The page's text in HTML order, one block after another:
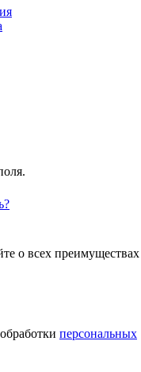
о всех преимуществах
персональных